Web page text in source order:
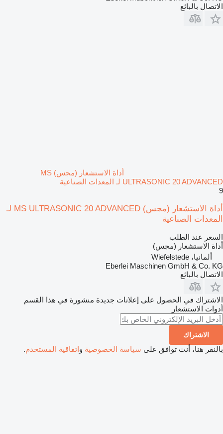
الاتصال بالبائع
أداة الاستشعار (مجس) MS
ULTRASONIC 20 ADVANCED لـ المعدات الصناعية
9
أداة الاستشعار (مجس) MS ULTRASONIC 20 ADVANCED لـ
المعدات الصناعية
السعر عند الطلب
أداة الاستشعار (مجس)
ألمانيا، Wiefelstede
Eberlei Maschinen GmbH & Co. KG
الاتصال بالبائع
الاشتراك في الحصول على إعلانات جديدة منشورة في هذا القسم
أدوات الاستشعار
الاشتراك
بالنقر هنا، أنت توافق على سياسة الخصوصية واتفاقية المستخدم.